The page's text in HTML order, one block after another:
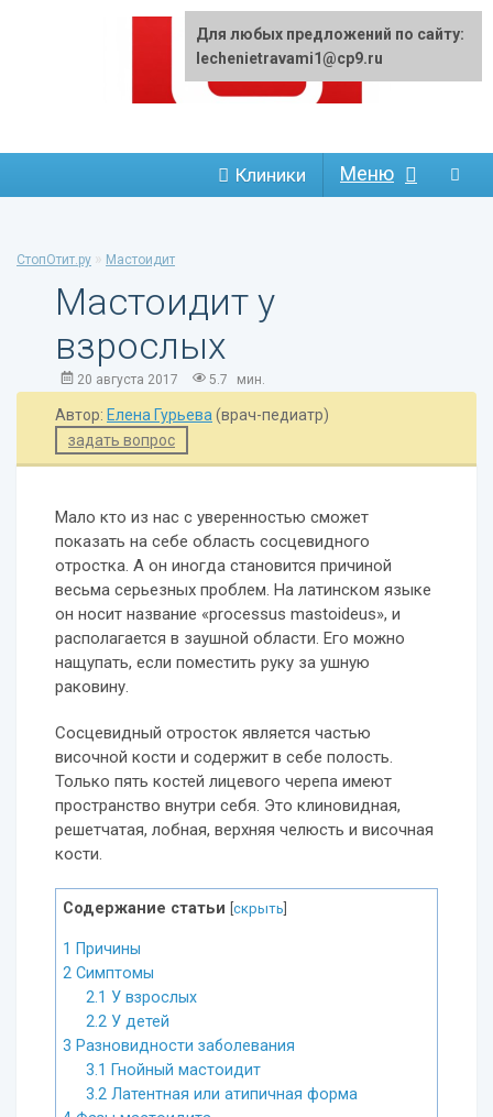
Меню
Клиники
СтопОтит.ру » Мастоидит
Мастоидит у
взрослых
20 августа 2017 5.7 мин.
Автор: Елена Гурьева (врач-педиатр)
задать вопрос
Мало кто из нас с уверенностью сможет
показать на себе область сосцевидного
отростка. А он иногда становится причиной
весьма серьезных проблем. На латинском языке
он носит название «processus mastoideus», и
располагается в заушной области. Его можно
нащупать, если поместить руку за ушную
раковину.
Сосцевидный отросток является частью
височной кости и содержит в себе полость.
Только пять костей лицевого черепа имеют
пространство внутри себя. Это клиновидная,
решетчатая, лобная, верхняя челюсть и височная
кости.
Содержание статьи скрыть
1 Причины
2 Симптомы
2.1 У взрослых
2.2 У детей
3 Разновидности заболевания
3.1 Гнойный мастоидит
3.2 Латентная или атипичная форма
Для любых предложений по сайту:
lechenietravami1@cp9.ru